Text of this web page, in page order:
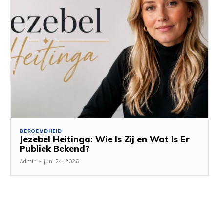
BEROEMDHEID
Jezebel Heitinga: Wie Is Zij en Wat Is Er
Publiek Bekend?
Admin - juni 24, 2026